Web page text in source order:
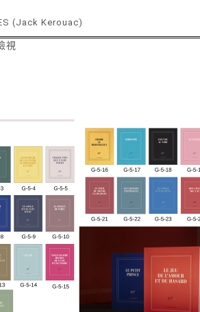
(Jack Kerouac)
視